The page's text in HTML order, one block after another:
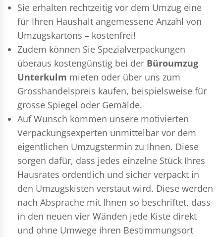
Sie erhalten rechtzeitig vor dem Umzug eine
für Ihren Haushalt angemessene Anzahl von
Umzugskartons – kostenfrei!
Zudem können Sie Spezialverpackungen
überaus kostengünstig bei der Büroumzug
Unterkulm mieten oder über uns zum
Grosshandelspreis kaufen, beispielsweise für
grosse Spiegel oder Gemälde.
Auf Wunsch kommen unsere motivierten
Verpackungsexperten unmittelbar vor dem
eigentlichen Umzugstermin zu Ihnen. Diese
sorgen dafür, dass jedes einzelne Stück Ihres
Hausrates ordentlich und sicher verpackt in
den Umzugskisten verstaut wird. Diese werden
nach Absprache mit Ihnen so beschriftet, dass
in den neuen vier Wänden jede Kiste direkt
und ohne Umwege ihren Bestimmungsort